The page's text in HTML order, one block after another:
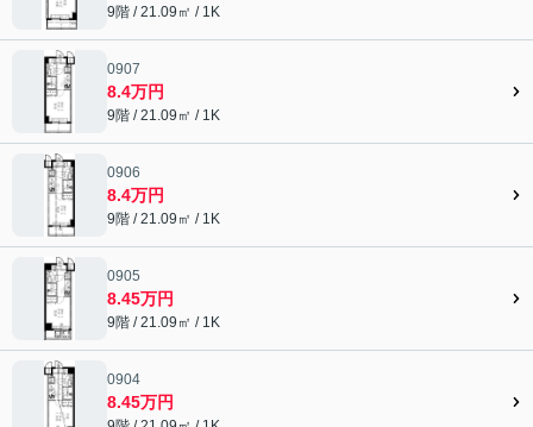
9階 / 21.09㎡ / 1K
0907
8.4万円
9階 / 21.09㎡ / 1K
0906
8.4万円
9階 / 21.09㎡ / 1K
0905
8.45万円
9階 / 21.09㎡ / 1K
0904
8.45万円